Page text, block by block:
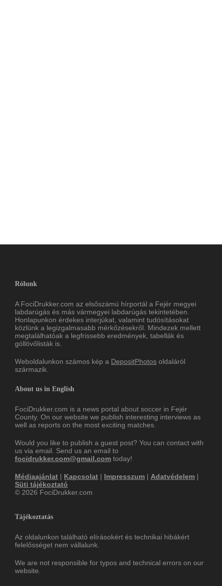
Rólunk
A FociDrukker.com az elsőszámú hírportál a Fejér megyei
labdarúgás és más vármegyei labdarúgás tekintetében.
Honlapunkon érdekes interjúkat, valamint tudósításokat
közlünk a legizgalmasabb mérkőzésekről. Mindezek mellett
megtalálhatóak a legfrissebb eredmények, tabellák és
góllövőlisták is.
Weboldalunkon számos kép a DepositPhotos oldaláról
származik.
About us in English
FociDrukker.com is a news portal about soccer in Fejér
County. On our website we publish interesting interviews as
well as reports on the most exciting matches.
Would you like to publish a guest post? You can contact with
us via email. Send us an email to
focidrukker.com@gmail.com today!
Médiaajánlat | Kapcsolat | Impresszum | Adatvédelem |
Süti tájékoztató
© 2026 FociDrukker.com
Tájékoztatás
Az oldalunkon található elírásokért és technikai hibákért
felelősséget nem vállalunk.
We are not responsible for typos and technical errors on our
website.